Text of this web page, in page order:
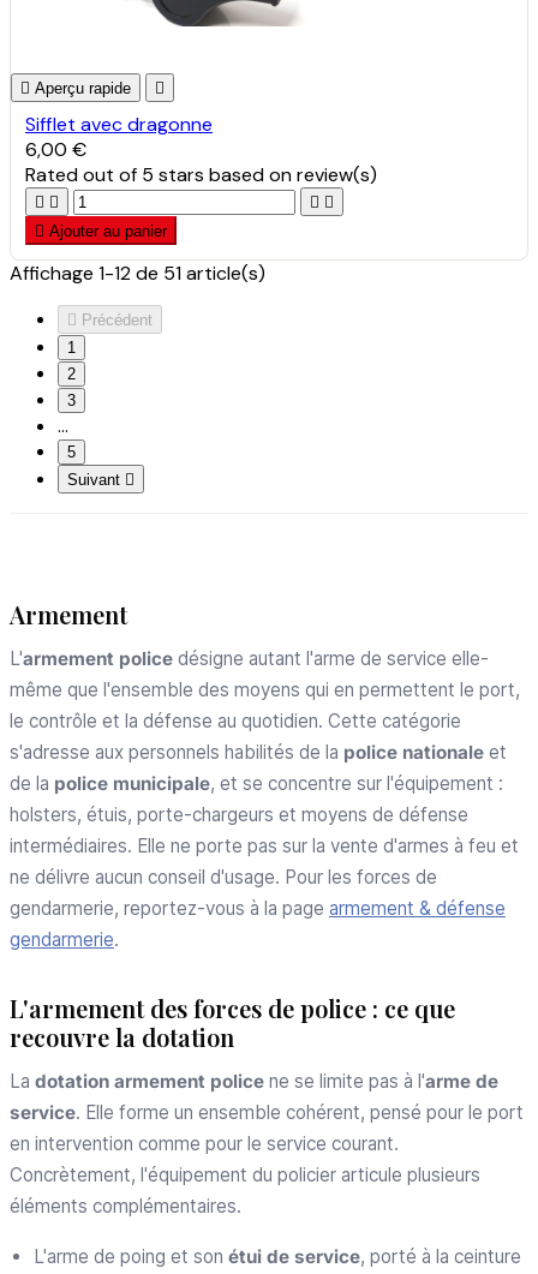
Armement
L'armement police désigne autant l'arme de service elle-
même que l'ensemble des moyens qui en permettent le port,
le contrôle et la défense au quotidien. Cette catégorie
s'adresse aux personnels habilités de la police nationale et
de la police municipale, et se concentre sur l'équipement :
holsters, étuis, porte-chargeurs et moyens de défense
intermédiaires. Elle ne porte pas sur la vente d'armes à feu et
ne délivre aucun conseil d'usage. Pour les forces de
gendarmerie, reportez-vous à la page armement & défense
gendarmerie.
L'armement des forces de police : ce que
recouvre la dotation
La dotation armement police ne se limite pas à l'arme de
service. Elle forme un ensemble cohérent, pensé pour le port
en intervention comme pour le service courant.
Concrètement, l'équipement du policier articule plusieurs
éléments complémentaires.
L'arme de poing et son étui de service, porté à la ceinture
 Aperçu rapide 
Sifflet avec dragonne
6,00 €
Ratedout of 5 stars based onreview(s)
   
 Ajouter au panier
Affichage 1-12 de 51 article(s)
 Précédent
1
2
3
…
5
Suivant 